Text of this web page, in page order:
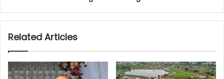
Related Articles